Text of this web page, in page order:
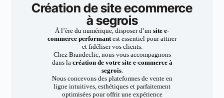
Création de site ecommerce
à segrois
À l’ère du numérique, disposer d’un site e-
commerce performantest essentiel pour attirer
et fidéliser vos clients.
Chez Brandeclic, nous vous accompagnons
dans la création de votre site e-commerce à
segrois.
Nous concevons des plateformes de vente en
ligne intuitives, esthétiques et parfaitement
optimisées pour offrir une expérience